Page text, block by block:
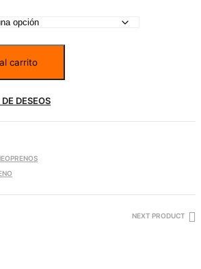
carrito
DESEOS
NEXT PRODUCT